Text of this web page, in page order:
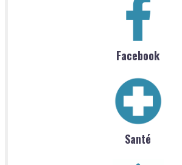
Facebook
Santé